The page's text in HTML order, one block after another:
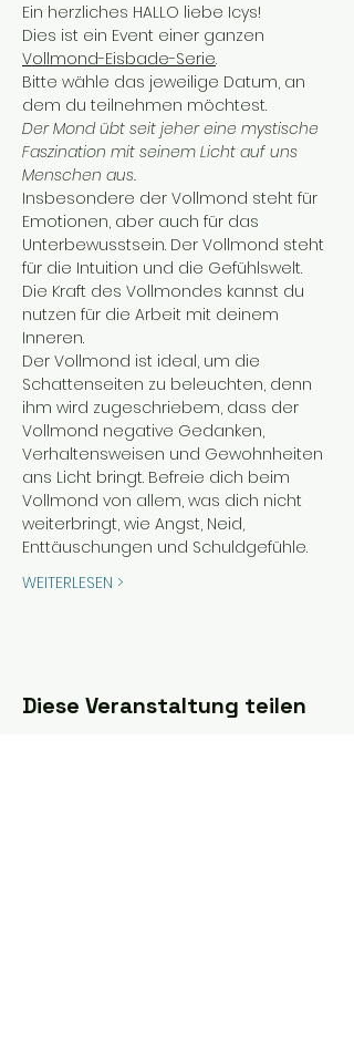
Ein herzliches HALLO liebe Icys!
Dies ist ein Event einer ganzen
Vollmond-Eisbade-Serie.
Bitte wähle das jeweilige Datum, an
dem du teilnehmen möchtest.
Der Mond übt seit jeher eine mystische
Faszination mit seinem Licht auf uns
Menschen aus.
Insbesondere der Vollmond steht für
Emotionen, aber auch für das
Unterbewusstsein. Der Vollmond steht
für die Intuition und die Gefühlswelt.
Die Kraft des Vollmondes kannst du
nutzen für die Arbeit mit deinem
Inneren.
Der Vollmond ist ideal, um die
Schattenseiten zu beleuchten, denn
ihm wird zugeschriebem, dass der
Vollmond negative Gedanken,
Verhaltensweisen und Gewohnheiten
ans Licht bringt. Befreie dich beim
Vollmond von allem, was dich nicht
weiterbringt, wie Angst, Neid,
Enttäuschungen und Schuldgefühle.
WEITERLESEN >
Diese Veranstaltung teilen